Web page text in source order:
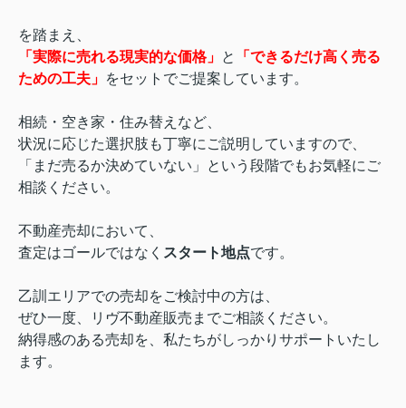
を踏まえ、
「実際に売れる現実的な価格」 と
「できるだけ高く売る
ための工夫」 をセットでご提案しています。
相続・空き家・住み替えなど、
状況に応じた選択肢も丁寧にご説明していますので、
「まだ売るか決めていない」という段階でもお気軽にご
相談ください。
不動産売却において、
査定はゴールではなく スタート地点です。
乙訓エリアでの売却をご検討中の方は、
ぜひ一度、リヴ不動産販売までご相談ください。
納得感のある売却を、私たちがしっかりサポートいたし
ます。